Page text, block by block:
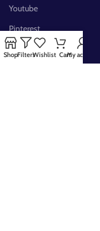
Youtube
Pinterest
FB Group
ShopFiltersWishlist CartMy account